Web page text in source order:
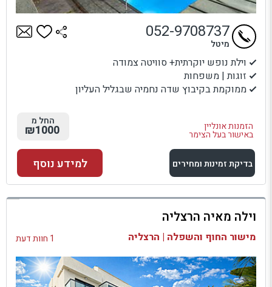
וילת נופש יוקרתית+ סוויטה צמודה
זוגות | משפחות
ממוקמת בקיבוץ שדה נחמיה שבגליל העליון
הזמנות אונליין
באישור בעל הצימר
052-9708737
מיטל
החל מ
₪1000
בדיקת זמינות ומחירים
למתחם זה
בדיקת זמינות ומחירים
למידע נוסף
וילה מאיה הרצליה
מישור החוף והשפלה | הרצליה 1 חוות דעת